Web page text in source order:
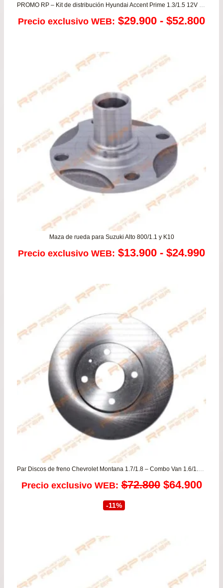
era:
$29.900.
es:
PROMO RP – Kit de distribución Hyundai Accent Prime 1.3/1.5 12V desde año 2000 a 2005
Precio exclusivo WEB: $29.900 - $52.800
Maza de rueda para Suzuki Alto 800/1.1 y K10
Precio exclusivo WEB: $13.900 - $24.990
Par Discos de freno Chevrolet Montana 1.7/1.8 – Combo Van 1.6/1.7 – Corsa Evolution 1.8
Precio exclusivo WEB: $72.800 El
era:
$72.800.
$64.900El
-11%